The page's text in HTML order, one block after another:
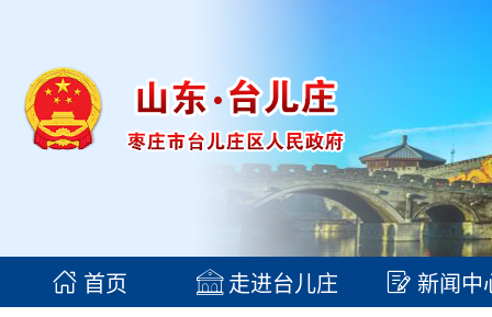
首页 走进台儿庄 新闻中